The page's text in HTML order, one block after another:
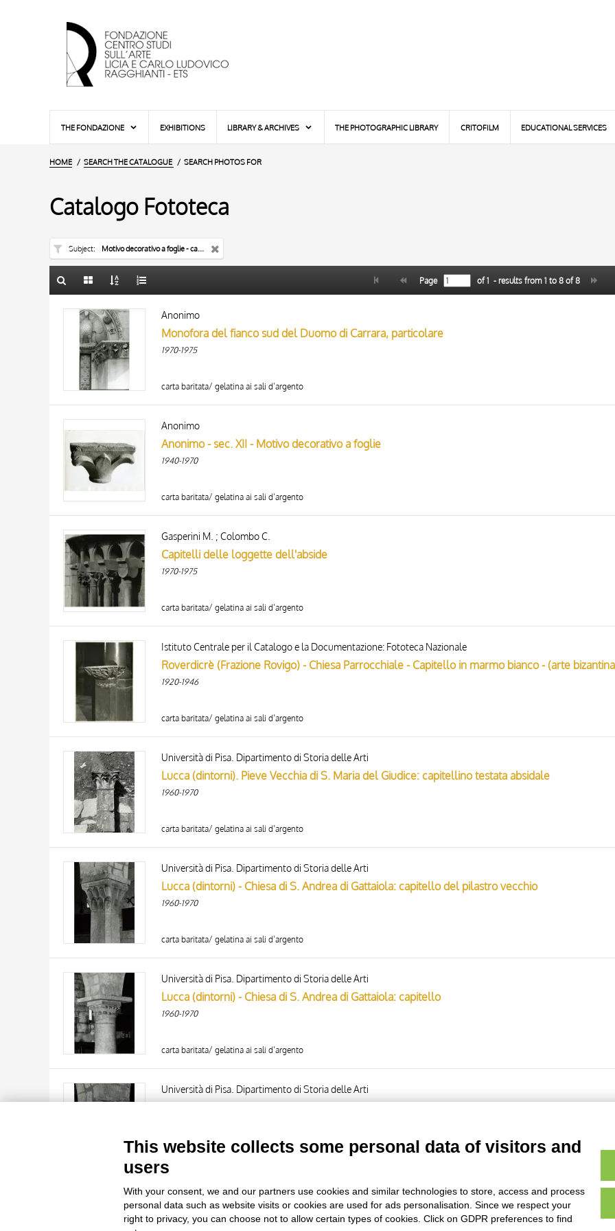
THE FONDAZIONE EXHIBITIONS LIBRARY & ARCHIVES THE PHOTOGRAPHIC LIBRARY CRITOFILM EDUCATIONAL SERVICES
HOME SEARCH THE CATALOGUE SEARCH PHOTOS FOR
Catalogo Fototeca
Subject Motivo decorativo a foglie - capitello
AUTHOR
ARTISTA
MATERIAL AND TECHNIQUE
DATE
10 RESULTS
20 RESULTS
Page of1 - results from 1 to 8of8
Anonimo
Monofora del fianco sud del Duomo di Carrara, particolare
1970-1975
carta baritata/ gelatina ai sali d’argento
Anonimo
Anonimo - sec. XII - Motivo decorativo a foglie
1940-1970
carta baritata/ gelatina ai sali d’argento
Gasperini M. ; Colombo C.
Capitelli delle loggette dell'abside
1970-1975
carta baritata/ gelatina ai sali d’argento
Istituto Centrale per il Catalogo e la Documentazione: Fototeca Nazionale
1920-1946
carta baritata/ gelatina ai sali d’argento
Università di Pisa. Dipartimento di Storia delle Arti
Lucca (dintorni). Pieve Vecchia di S. Maria del Giudice: capitellino testata absidale
1960-1970
carta baritata/ gelatina ai sali d’argento
Università di Pisa. Dipartimento di Storia delle Arti
Lucca (dintorni) - Chiesa di S. Andrea di Gattaiola: capitello del pilastro vecchio
1960-1970
carta baritata/ gelatina ai sali d’argento
Università di Pisa. Dipartimento di Storia delle Arti
Lucca (dintorni) - Chiesa di S. Andrea di Gattaiola: capitello
1960-1970
carta baritata/ gelatina ai sali d’argento
Università di Pisa. Dipartimento di Storia delle Arti
TITLE
AUTHOR
DATE
10 RESULTS
Page of1 - results from1to8of8
This website collects some personal data of visitors and
users
With your consent, we and our partners use cookies and similar technologies to store, access and process
personal data such as website visits or cookies are used for ads personalisation. Since we respect your
right to privacy, you can choose not to allow certain types of cookies. Click on GDPR preferences to find